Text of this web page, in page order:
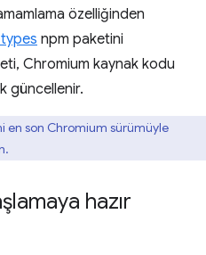
özelliğinden
npm paketini
Chromium kaynak kodu
güncellenir.
en son Chromium sürümüyle
hazır